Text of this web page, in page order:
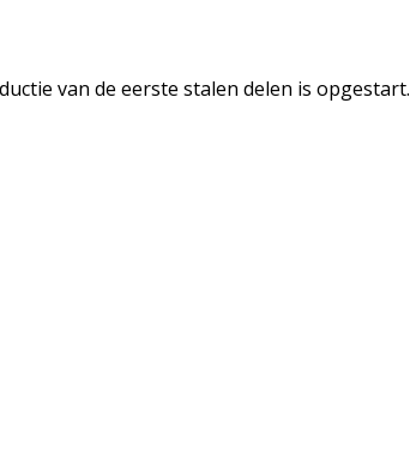
van de eerste stalen delen is opgestart.